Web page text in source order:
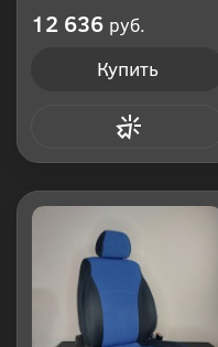
12 636 руб.
Купить